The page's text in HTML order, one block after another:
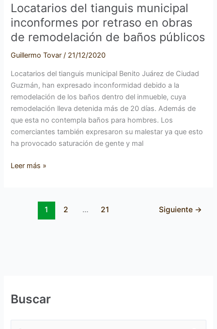
Locatarios del tianguis municipal
inconformes por retraso en obras
de remodelación de baños públicos
Guillermo Tovar/ 21/12/2020
Locatarios del tianguis municipal Benito Juárez de Ciudad
Guzmán, han expresado inconformidad debido a la
remodelación de los baños dentro del inmueble, cuya
remodelación lleva detenida más de 20 días. Además de
que esta no contempla baños para hombres. Los
comerciantes también expresaron su malestar ya que esto
ha provocado saturación de gente y mal
baños
públicos
Leer más »
1 2 … 21 Siguiente →
Buscar